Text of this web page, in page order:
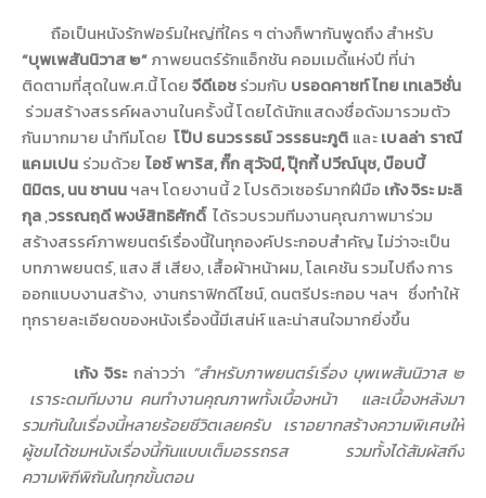
ถือเป็นหนังรักฟอร์มใหญ่ที่ใคร ๆ ต่างก็พากันพูดถึง สำหรับ
“บุพเพสันนิวาส ๒”ภาพยนตร์รักแอ็กชัน คอมเมดี้แห่งปี ที่น่า
ติดตามที่สุดในพ.ศ.นี้ โดยจีดีเอชร่วมกับ บรอดคาซท์ ไทย เทเลวิชั่น
ร่วมสร้างสรรค์ผลงานในครั้งนี้ โดยได้นักแสดงชื่อดังมารวมตัว
กันมากมาย นำทีมโดยโป๊ป ธนวรรธน์ วรรธนะภูติ และเบลล่า ราณี
แคมเปน ร่วมด้วย ไอซ์ พาริส,กิ๊ก สุวัจนี,ปุ๊กกี้ ปวีณ์นุช,บ๊อบบี้
นิมิตร,นน ชานนฯลฯโดยงานนี้2โปรดิวเซอร์มากฝีมือ เก้ง จิระ มะลิ
กุล,วรรณฤดี พงษ์สิทธิศักดิ์ ได้รวบรวมทีมงานคุณภาพมาร่วม
สร้างสรรค์ภาพยนตร์เรื่องนี้ในทุกองค์ประกอบสำคัญ ไม่ว่าจะเป็น
บทภาพยนตร์,แสง สี เสียง,เสื้อผ้าหน้าผม,โลเคชัน รวมไปถึง การ
ออกแบบงานสร้าง, งานกราฟิกดีไซน์,ดนตรีประกอบ ฯลฯ ซึ่งทำให้
ทุกรายละเอียดของหนังเรื่องนี้มีเสน่ห์ และน่าสนใจมากยิ่งขึ้น
เก้ง จิระกล่าวว่า “สำหรับภาพยนตร์เรื่อง บุพเพสันนิวาส ๒
เราระดมทีมงาน คนทำงานคุณภาพทั้งเบื้องหน้า
และเบื้องหลังมา
รวมกันในเรื่องนี้หลายร้อยชีวิตเลยครับ เราอยากสร้างความพิเศษให้
ผู้ชมได้ชมหนังเรื่องนี้กันแบบเต็มอรรถรส รวมทั้งได้สัมผัสถึง
ความพิถีพิถันในทุกขั้นตอน